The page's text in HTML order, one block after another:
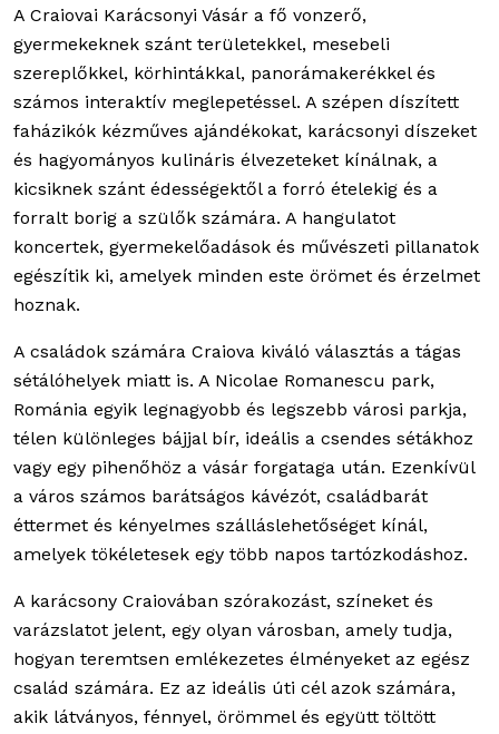
A Craiovai Karácsonyi Vásár a fő vonzerő,
gyermekeknek szánt területekkel, mesebeli
szereplőkkel, körhintákkal, panorámakerékkel és
számos interaktív meglepetéssel. A szépen díszített
faházikók kézműves ajándékokat, karácsonyi díszeket
és hagyományos kulináris élvezeteket kínálnak, a
kicsiknek szánt édességektől a forró ételekig és a
forralt borig a szülők számára. A hangulatot
koncertek, gyermekelőadások és művészeti pillanatok
egészítik ki, amelyek minden este örömet és érzelmet
hoznak.
A családok számára Craiova kiváló választás a tágas
sétálóhelyek miatt is. A Nicolae Romanescu park,
Románia egyik legnagyobb és legszebb városi parkja,
télen különleges bájjal bír, ideális a csendes sétákhoz
vagy egy pihenőhöz a vásár forgataga után. Ezenkívül
a város számos barátságos kávézót, családbarát
éttermet és kényelmes szálláslehetőséget kínál,
amelyek tökéletesek egy több napos tartózkodáshoz.
A karácsony Craiovában szórakozást, színeket és
varázslatot jelent, egy olyan városban, amely tudja,
hogyan teremtsen emlékezetes élményeket az egész
család számára. Ez az ideális úti cél azok számára,
akik látványos, fénnyel, örömmel és együtt töltött